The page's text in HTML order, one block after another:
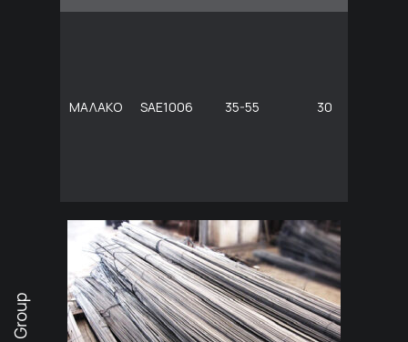
ΜΑΛΑΚΟ SAE1006 35-55 30